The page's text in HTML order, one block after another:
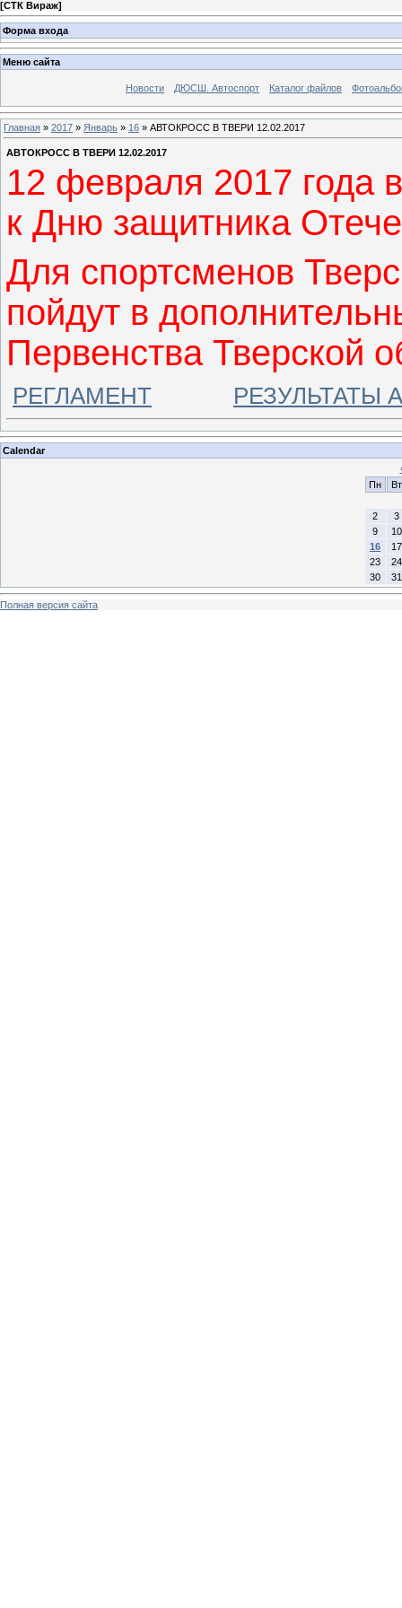
[СТК Вираж]
Форма входа
Меню сайта
Новости ДЮСШ. Автоспорт Каталог файлов
Главная » 2017 » Январь » 16 » АВТОКРОСС В ТВЕРИ 12.02.2017
АВТОКРОСС В ТВЕРИ 12.02.2017
12 февраля 2017 года
к Дню защитника
Для спортсменов
пойдут в
Первенства Тверской
РЕГЛАМЕНТ РЕЗУЛЬТАТЫ
Calendar
Пн
Вт
2
3
9
10
16
17
23
24
30
31
Полная версия сайта